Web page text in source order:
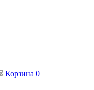
Корзина 0